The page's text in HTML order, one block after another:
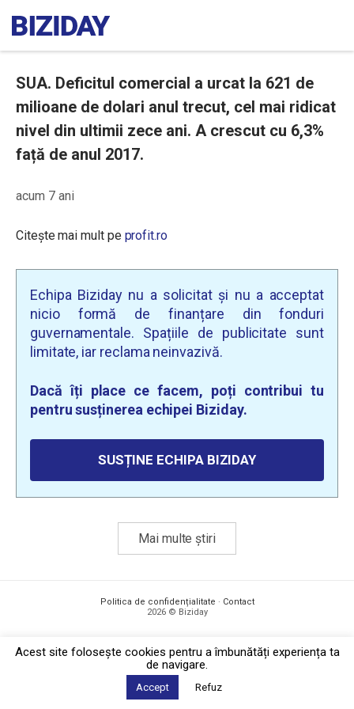
SUA. Deficitul comercial a urcat la 621 de
milioane de dolari anul trecut, cel mai ridicat
nivel din ultimii zece ani. A crescut cu 6,3%
față de anul 2017.
acum 7 ani
Citește mai mult pe profit.ro
Echipa Biziday nu a solicitat și nu a acceptat
nicio formă de finanțare din fonduri
guvernamentale. Spațiile de publicitate sunt
limitate, iar reclama neinvazivă.
Dacă îți place ce facem, poți contribui tu
pentru susținerea echipei Biziday.
SUSȚINE ECHIPA BIZIDAY
Mai multe știri
Politica de confidențialitate · Contact
2026 © Biziday
Acest site foloseşte cookies pentru a îmbunătăți experiența ta
de navigare.
Accept Refuz